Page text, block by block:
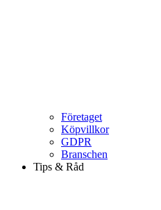
Företaget
Köpvillkor
GDPR
Branschen
Tips & Råd